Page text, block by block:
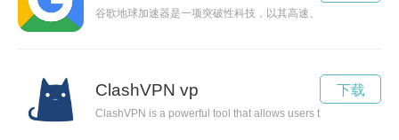
谷歌地球加速器是一项突破性科技，以其高速、精确的地理信
ClashVPN vp
ClashVPN is a powerful tool that allows users to browse the
下载